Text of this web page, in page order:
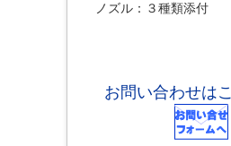
ノズル：３種類添付
お問い合わせは